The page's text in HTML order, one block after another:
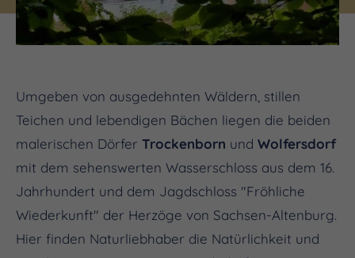
Umgeben von ausgedehnten Wäldern, stillen
Teichen und lebendigen Bächen liegen die beiden
malerischen Dörfer Trockenborn und Wolfersdorf
mit dem sehenswerten Wasserschloss aus dem 16.
Jahrhundert und dem Jagdschloss "Fröhliche
Wiederkunft" der Herzöge von Sachsen-Altenburg.
Hier finden Naturliebhaber die Natürlichkeit und